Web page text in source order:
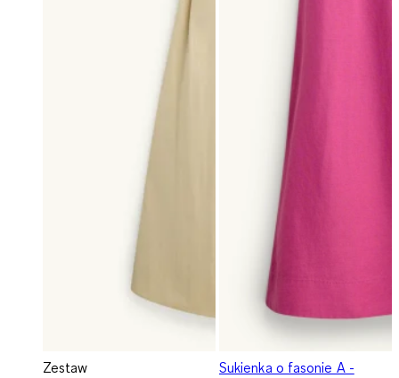
Zestaw
Sukienka o fasonie A -